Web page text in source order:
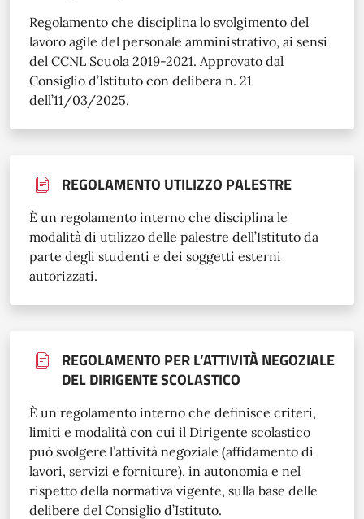
Regolamento che disciplina lo svolgimento del
lavoro agile del personale amministrativo, ai sensi
del CCNL Scuola 2019-2021. Approvato dal
Consiglio d’Istituto con delibera n. 21
dell’11/03/2025.
REGOLAMENTO UTILIZZO PALESTRE
È un regolamento interno che disciplina le
modalità di utilizzo delle palestre dell’Istituto da
parte degli studenti e dei soggetti esterni
autorizzati.
REGOLAMENTO PER L’ATTIVITÀ NEGOZIALE
DEL DIRIGENTE SCOLASTICO
È un regolamento interno che definisce criteri,
limiti e modalità con cui il Dirigente scolastico
può svolgere l’attività negoziale (affidamento di
lavori, servizi e forniture), in autonomia e nel
rispetto della normativa vigente, sulla base delle
delibere del Consiglio d’Istituto.